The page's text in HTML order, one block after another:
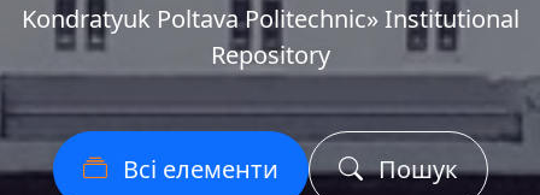
Kondratyuk Poltava Politechnic» Institutional
Repository
Всі елементи Пошук